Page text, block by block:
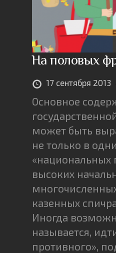
На половых
17 сентября 2013
Основное
может быть
не только в
«национальных
высоких
казенных
Иногда
называется,
противного»,